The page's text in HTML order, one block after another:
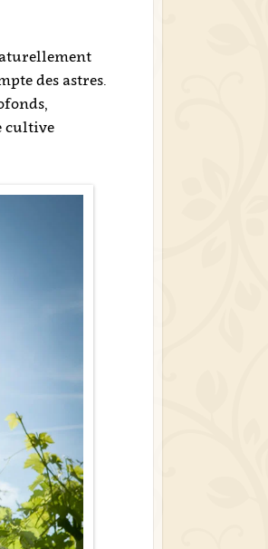
des astres.
cultive